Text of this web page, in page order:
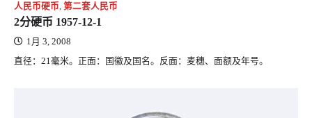
人民币硬币 第二套人民币
2分硬币 1957-12-1
1月 3, 2008
直径：21毫米。正面：国徽及国名。反面：麦穗、面额及年号。